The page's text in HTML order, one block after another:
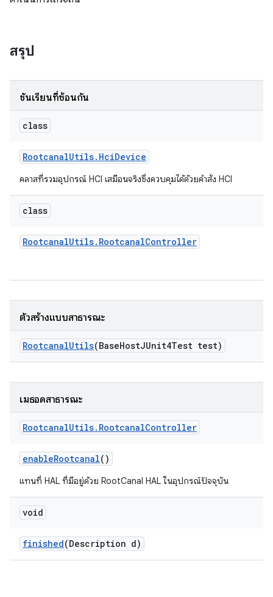
สรุป
ชั้นเรียนที่ซ้อนกัน
class
RootcanalUtils. HciDevice
คลาสที่รวมอุปกรณ์ HCI เสมือนจริงซึ่งควบคุมได้ด้วยคําสั่ง HCI
class
RootcanalUtils. RootcanalController
ตัวสร้างแบบสาธารณะ
RootcanalUtils(BaseHostJUnit4Test test)
เมธอดสาธารณะ
RootcanalUtils. RootcanalController
enableRootcanal()
แทนที่ HAL ที่มีอยู่ด้วย RootCanal HAL ในอุปกรณ์ปัจจุบัน
void
finished(Description d)